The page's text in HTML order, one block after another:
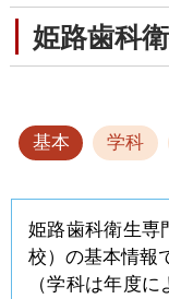
姫路歯科
基本 学科
姫路歯科衛生専
校）の基本情報
（学科は年度